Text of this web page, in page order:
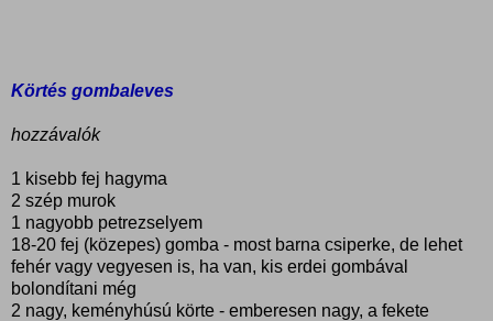
Körtés gombaleves
hozzávalók
1 kisebb fej hagyma
2 szép murok
1 nagyobb petrezselyem
18-20 fej (közepes) gomba - most barna csiperke, de lehet
fehér vagy vegyesen is, ha van, kis erdei gombával
bolondítani még
2 nagy, keményhúsú körte - emberesen nagy, a fekete